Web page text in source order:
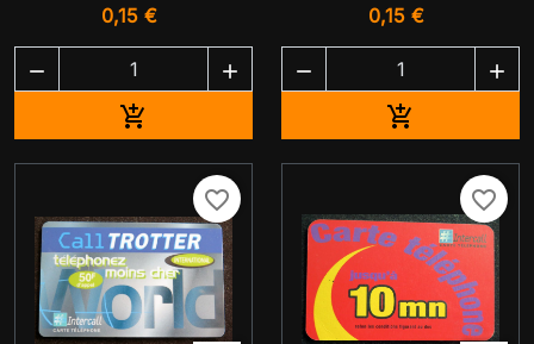
0,15 €
 

0,15 €
 

favorite_border favorite_border